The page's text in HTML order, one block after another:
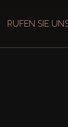
RUFEN SIE